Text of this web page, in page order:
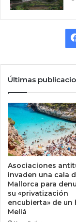
Últimas
Asociaciones
invaden una cala
Mallorca para
su «privatización
encubierta» de un
Meliá